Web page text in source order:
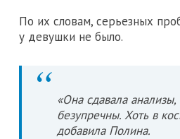
По их словам, серьезных
у девушки не было.
«Она сдавала
безупречны. Хоть в
добавила Полина.